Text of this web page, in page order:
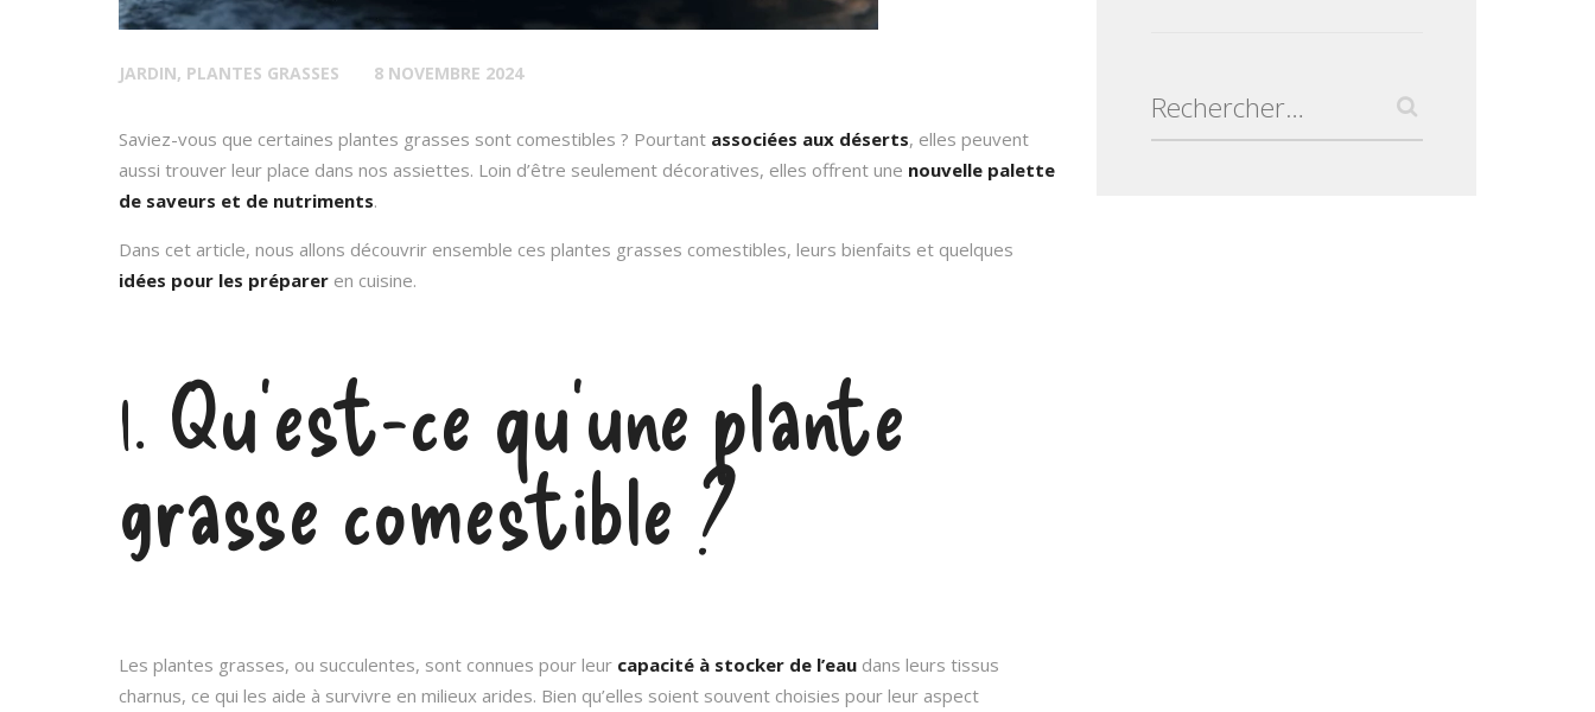
JARDIN, PLANTES GRASSES 8 NOVEMBRE 2024
Saviez-vous que certaines plantes grasses sont comestibles ? Pourtant associées aux déserts, elles peuvent
aussi trouver leur place dans nos assiettes. Loin d’être seulement décoratives, elles offrent une nouvelle palette
de saveurs et de nutriments.
Dans cet article, nous allons découvrir ensemble ces plantes grasses comestibles, leurs bienfaits et quelques
idées pour les préparer en cuisine.
1. Qu’est-ce qu’une plante
grasse comestible ?
Les plantes grasses, ou succulentes, sont connues pour leur capacité à stocker de l’eau dans leurs tissus
charnus, ce qui les aide à survivre en milieux arides. Bien qu’elles soient souvent choisies pour leur aspect